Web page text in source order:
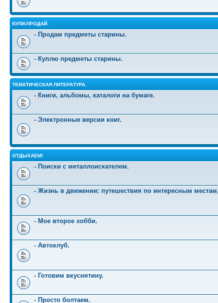
КУПИ-ПРОДАЙ.
- Продам предметы старины.
- Куплю предметы старины.
ТЕМАТИЧЕСКАЯ ЛИТЕРАТУРА.
- Книги, альбомы, каталоги на бумаге.
- Электронные версии книг.
ОТДЫХАЕМ!
- Поиски с металлоискателем.
- Жизнь в движении: путешествия по интересным
- Мое второе хобби.
- Автоклуб.
- Готовим вкуснятину.
- Просто болтаем.